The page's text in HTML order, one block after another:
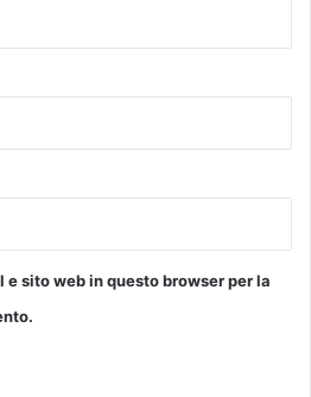
sito web in questo browser per la